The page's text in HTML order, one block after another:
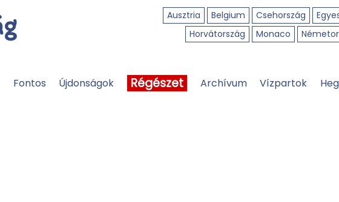
Ausztria Belgium Csehország
Horvátország
Monaco
Fontos Újdonságok Régészet Archívum Vízpartok